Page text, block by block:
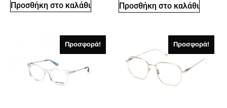
Προσθήκη στο καλάθι Προσθήκη στο καλάθι
Προσφορά! Προσφορά!